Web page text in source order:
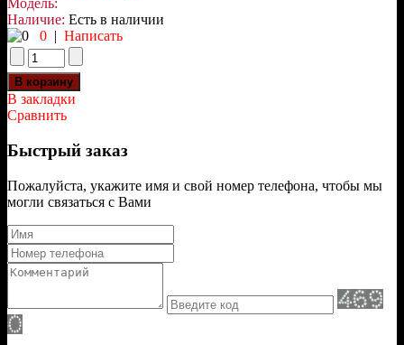
Модель:
Наличие: Есть в наличии
0 | Написать
В закладки
Сравнить
Быстрый заказ
Пожалуйста, укажите имя и свой номер телефона, чтобы мы
могли связаться с Вами